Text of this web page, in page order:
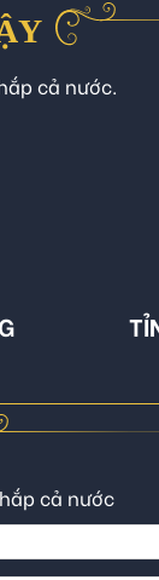
cả nước.
cả nước